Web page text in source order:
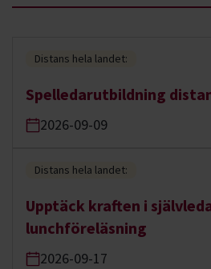
Distans hela landet:
Spelledarutbildning
2026-09-09
Distans hela landet:
Upptäck kraften i
lunchföreläsning
2026-09-17